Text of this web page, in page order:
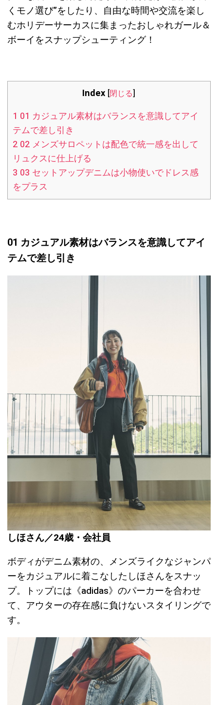
くモノ選び”をしたり、自由な時間や交流を楽し
むホリデーサーカスに集まったおしゃれガール＆
ボーイをスナップシューティング！
Index [閉じる]
1 01 カジュアル素材はバランスを意識してアイ
テムで差し引き
202 メンズサロペットは配色で統一感を出して
リュクスに仕上げる
3 03 セットアップデニムは小物使いでドレス感
をプラス
01 カジュアル素材はバランスを意識してアイ
テムで差し引き
しほさん／24歳・会社員
ボディがデニム素材の、メンズライクなジャンパ
ーをカジュアルに着こなしたしほさんをスナッ
プ。トップには《adidas》のパーカーを合わせ
て、アウターの存在感に負けないスタイリングで
す。